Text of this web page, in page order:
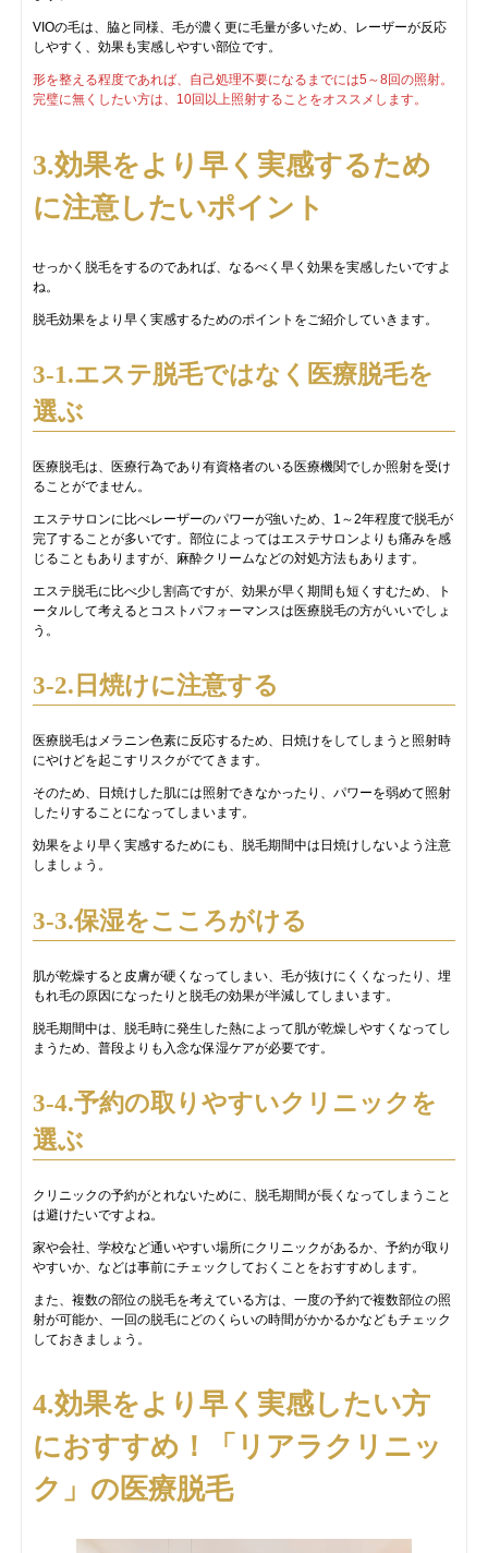
VIOの毛は、脇と同様、毛が濃く更に毛量が多いため、レーザーが反応
しやすく、効果も実感しやすい部位です。
形を整える程度であれば、自己処理不要になるまでには5～8回の照射。
完璧に無くしたい方は、10回以上照射することをオススメします。
3.効果をより早く実感するため
に注意したいポイント
せっかく脱毛をするのであれば、なるべく早く効果を実感したいですよ
ね。
脱毛効果をより早く実感するためのポイントをご紹介していきます。
3-1.エステ脱毛ではなく医療脱毛を
選ぶ
医療脱毛は、医療行為であり有資格者のいる医療機関でしか照射を受け
ることがでません。
エステサロンに比べレーザーのパワーが強いため、1～2年程度で脱毛が
完了することが多いです。部位によってはエステサロンよりも痛みを感
じることもありますが、麻酔クリームなどの対処方法もあります。
エステ脱毛に比べ少し割高ですが、効果が早く期間も短くすむため、ト
ータルして考えるとコストパフォーマンスは医療脱毛の方がいいでしょ
う。
3-2.日焼けに注意する
医療脱毛はメラニン色素に反応するため、日焼けをしてしまうと照射時
にやけどを起こすリスクがでてきます。
そのため、日焼けした肌には照射できなかったり、パワーを弱めて照射
したりすることになってしまいます。
効果をより早く実感するためにも、脱毛期間中は日焼けしないよう注意
しましょう。
3-3.保湿をこころがける
肌が乾燥すると皮膚が硬くなってしまい、毛が抜けにくくなったり、埋
もれ毛の原因になったりと脱毛の効果が半減してしまいます。
脱毛期間中は、脱毛時に発生した熱によって肌が乾燥しやすくなってし
まうため、普段よりも入念な保湿ケアが必要です。
3-4.予約の取りやすいクリニックを
選ぶ
クリニックの予約がとれないために、脱毛期間が長くなってしまうこと
は避けたいですよね。
家や会社、学校など通いやすい場所にクリニックがあるか、予約が取り
やすいか、などは事前にチェックしておくことをおすすめします。
また、複数の部位の脱毛を考えている方は、一度の予約で複数部位の照
射が可能か、一回の脱毛にどのくらいの時間がかかるかなどもチェック
しておきましょう。
4.効果をより早く実感したい方
におすすめ！「リアラクリニッ
ク」の医療脱毛